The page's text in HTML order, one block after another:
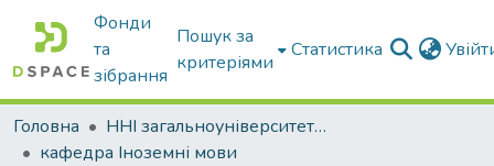
Фонди
та
зібрання
Пошук за
критеріями
Статистика
Головна
ННІ загальноуніверситетської підготовки
кафедра Іноземні мови